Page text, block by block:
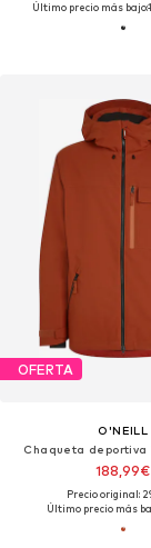
Último precio más bajo:
OFERTA
O'NEILL
Chaqueta deportiva
188,99€
Precio original:
Último precio más